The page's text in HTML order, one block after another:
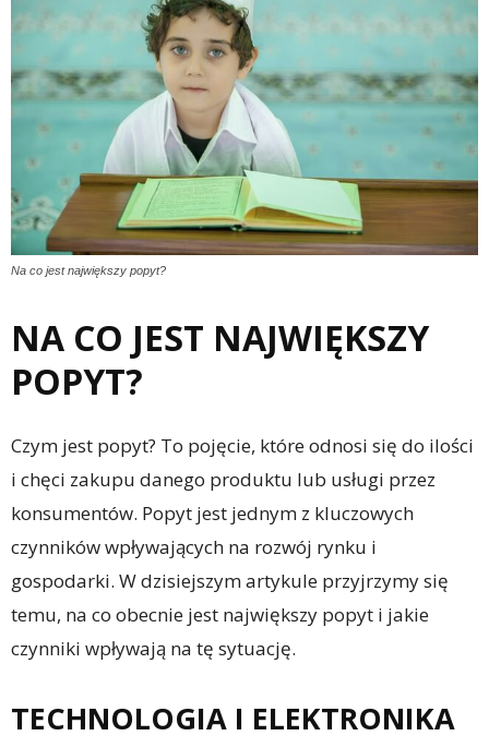
Na co jest największy popyt?
NA CO JEST NAJWIĘKSZY
POPYT?
Czym jest popyt? To pojęcie, które odnosi się do ilości
i chęci zakupu danego produktu lub usługi przez
konsumentów. Popyt jest jednym z kluczowych
czynników wpływających na rozwój rynku i
gospodarki. W dzisiejszym artykule przyjrzymy się
temu, na co obecnie jest największy popyt i jakie
czynniki wpływają na tę sytuację.
TECHNOLOGIA I ELEKTRONIKA